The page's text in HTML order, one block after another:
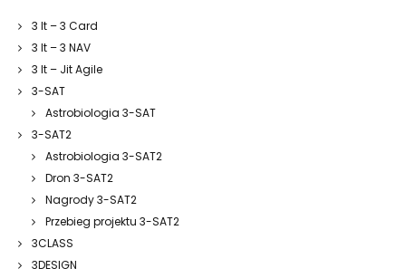
3 It – 3 Card
3 It – 3 NAV
3 It – Jit Agile
3-SAT
Astrobiologia 3-SAT
3-SAT2
Astrobiologia 3-SAT2
Dron 3-SAT2
Nagrody 3-SAT2
Przebieg projektu 3-SAT2
3CLASS
3DESIGN